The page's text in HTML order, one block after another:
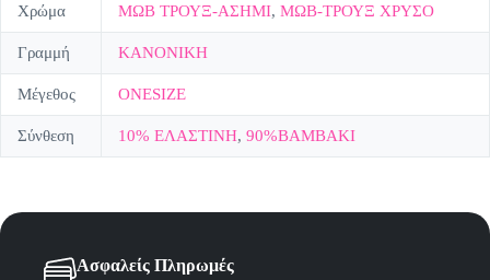
Χρώμα ΜΩΒ ΤΡΟΥΞ-ΑΣΗΜΙ, ΜΩΒ-ΤΡΟΥΞ ΧΡΥΣΟ
Γραμμή ΚΑΝΟΝΙΚΗ
Μέγεθος ONESIZE
Σύνθεση 10% ΕΛΑΣΤΙΝΗ, 90%ΒΑΜΒΑΚΙ
Ασφαλείς Πληρωμές